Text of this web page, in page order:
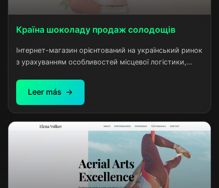
Країна шоколаду продаж солодощів
Інтернет-магазин орієнтований на український ринок
з урахуванням особливостей місцевої логістики,
демонструє комплексний підхід до e-commerce
розробки з інтеграцією всіх необхідних сервісів для
Leer más